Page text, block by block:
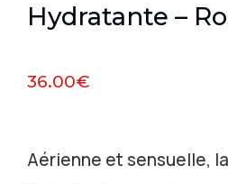
Hydratante –
36.00€
Aérienne et sensuelle,